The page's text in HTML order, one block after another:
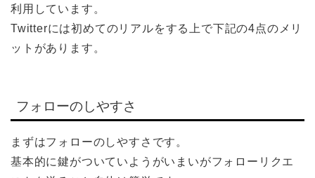
利用しています。
Twitterには初めてのリアルをする上で下記の4点のメリ
ットがあります。
フォローのしやすさ
まずはフォローのしやすさです。
基本的に鍵がついていようがいまいがフォローリクエ